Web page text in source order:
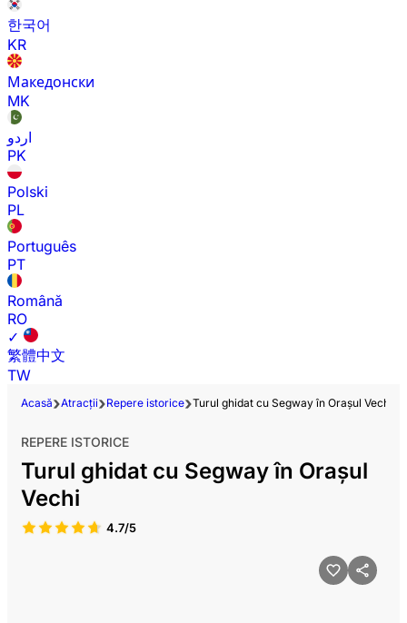
한국어
KR
Македонски
MK
اردو
PK
Polski
PL
Português
PT
Română
RO
✓
繁體中文
TW
Acasă Atracții Repere istorice Turul ghidat cu Segway în Orașul Vechi
REPERE ISTORICE
Turul ghidat cu Segway în Orașul
Vechi
4.7/5